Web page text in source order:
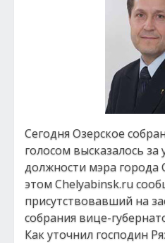
Сегодня Озерское
голосом высказалось за
должности мэра
этом Chelyabinsk.ru
присутствовавший на
собрания вице-
Как уточнил господин